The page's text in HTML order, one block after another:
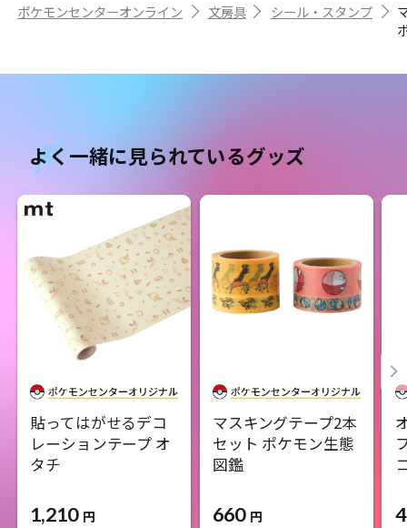
ポケモンセンターオンライン 文房具 シール・スタンプ
よく一緒に見られているグッズ
貼ってはがせるデコ
レーションテープ オ
タチ
1,210 円
マスキングテープ2本
セット ポケモン生態
図鑑
660 円